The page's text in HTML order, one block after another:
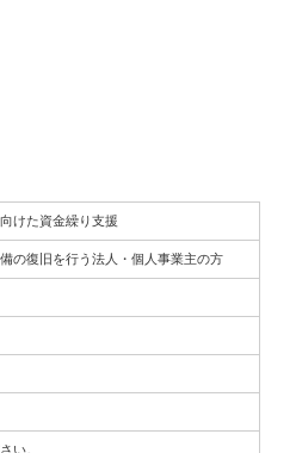
けた資金繰り支援
の復旧を行う法人・個人事業主の方
い。